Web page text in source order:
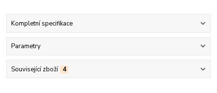
Kompletní specifikace
Parametry
Související zboží 4